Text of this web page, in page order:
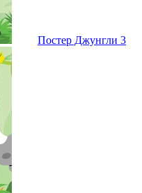
Постер Джунгли 3